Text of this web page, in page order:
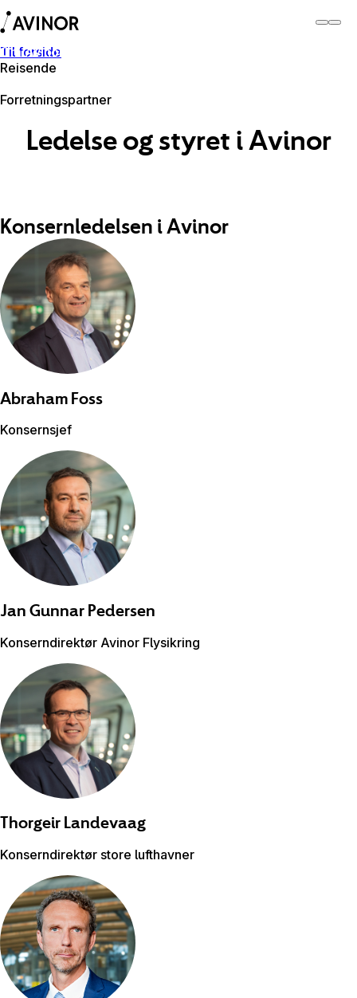
Til forside
Reisende
Forretningspartner
Om Avinor
Ledelse og styret i Avinor
Konsernledelsen i Avinor
Abraham Foss
Konsernsjef
Jan Gunnar Pedersen
Konserndirektør Avinor Flysikring
Thorgeir Landevaag
Konserndirektør store lufthavner